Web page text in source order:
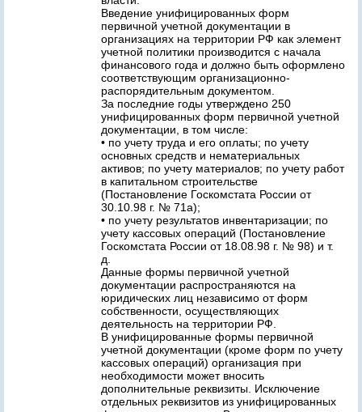
Введение унифицированных форм
первичной учетной документации в
организациях на территории РФ как элемент
учетной политики производится с начала
финансового года и должно быть оформлено
соответствующим организационно-
распорядительным документом.
За последние годы утверждено 250
унифицированных форм первичной учетной
документации, в том числе:
• по учету труда и его оплаты; по учету
основных средств и нематериальных
активов; по учету материалов; по учету работ
в капитальном строительстве
(Постановление Госкомстата России от
30.10.98 г. № 71а);
• по учету результатов инвентаризации; по
учету кассовых операций (Постановление
Госкомстата России от 18.08.98 г. № 98) и т.
д.
Данные формы первичной учетной
документации распространяются на
юридических лиц независимо от форм
собственности, осуществляющих
деятельность на территории РФ.
В унифицированные формы первичной
учетной документации (кроме форм по учету
кассовых операций) организация при
необходимости может вносить
дополнительные реквизиты. Исключение
отдельных реквизитов из унифицированных